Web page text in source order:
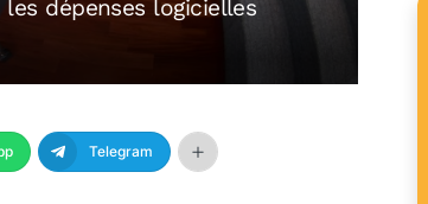
dépenses logicielles
Telegram